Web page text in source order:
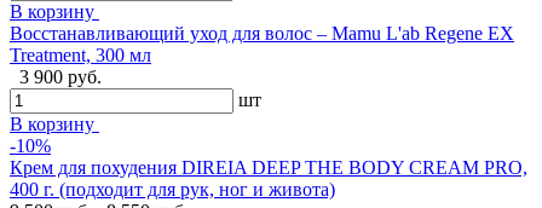
В корзину
Восстанавливающий уход для волос – Mamu L'ab Regene EX
Treatment, 300 мл
3 900 руб.
шт
В корзину
-10%
Крем для похудения DIREIA DEEP THE BODY CREAM PRO,
400 г. (подходит для рук, ног и живота)